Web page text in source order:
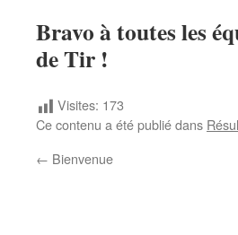
Bravo à toutes les
de Tir !
Visites: 173
Ce contenu a été publié dans
← Bienvenue